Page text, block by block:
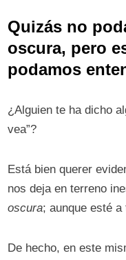
Quizás no
oscura, pero
podamos
¿Alguien te ha dicho
vea”?
Está bien querer
nos deja en terreno
oscura; aunque esté
De hecho, en este